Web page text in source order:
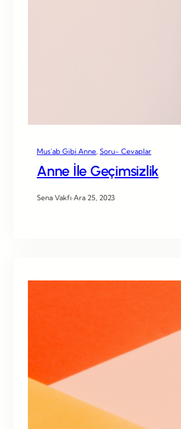
Mus’ab Gibi Anne Soru- Cevaplar
Anne İle Geçimsizlik
Sena Vakfı·Ara 25, 2023